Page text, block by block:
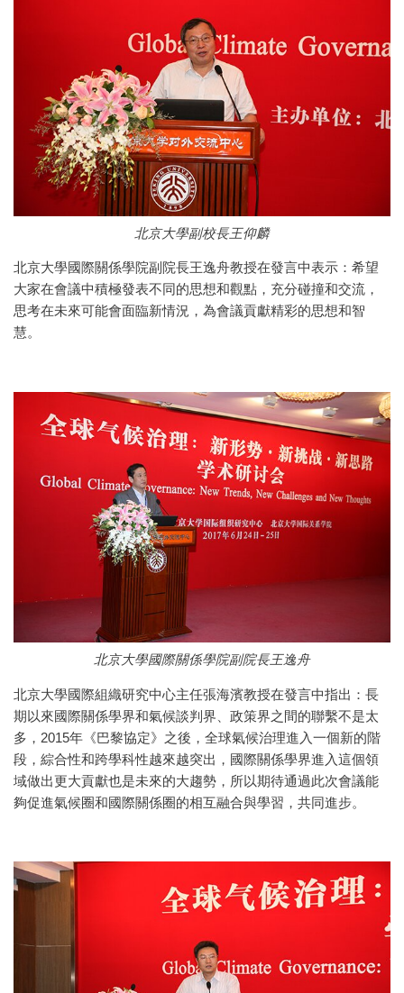
北京大學副校長王仰麟
北京大學國際關係學院副院長王逸舟教授在發言中表示：希望
大家在會議中積極發表不同的思想和觀點，充分碰撞和交流，
思考在未來可能會面臨新情況，為會議貢獻精彩的思想和智
慧。
北京大學國際關係學院副院長王逸舟
北京大學國際組織研究中心主任張海濱教授在發言中指出：長
期以來國際關係學界和氣候談判界、政策界之間的聯繫不是太
多，2015年《巴黎協定》之後，全球氣候治理進入一個新的階
段，綜合性和跨學科性越來越突出，國際關係學界進入這個領
域做出更大貢獻也是未來的大趨勢，所以期待通過此次會議能
夠促進氣候圈和國際關係圈的相互融合與學習，共同進步。